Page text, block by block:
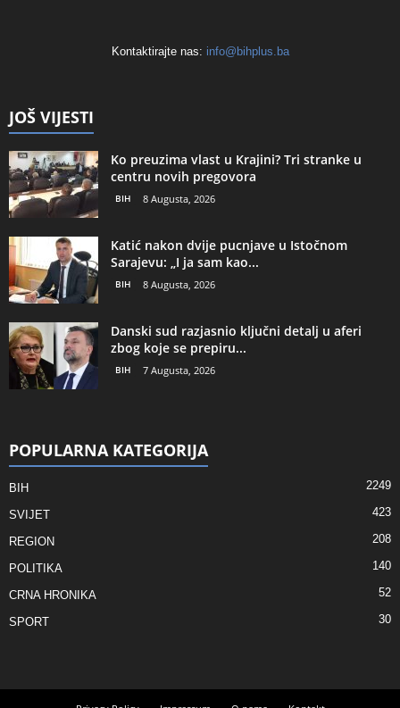
Kontaktirajte nas: info@bihplus.ba
JOŠ VIJESTI
Ko preuzima vlast u Krajini? Tri stranke u
centru novih pregovora
BIH 8 Augusta, 2026
Katić nakon dvije pucnjave u Istočnom
Sarajevu: „I ja sam kao...
BIH 8 Augusta, 2026
Danski sud razjasnio ključni detalj u aferi
zbog koje se prepiru...
BIH 7 Augusta, 2026
POPULARNA KATEGORIJA
BIH 2249
SVIJET 423
REGION 208
POLITIKA 140
CRNA HRONIKA 52
SPORT 30